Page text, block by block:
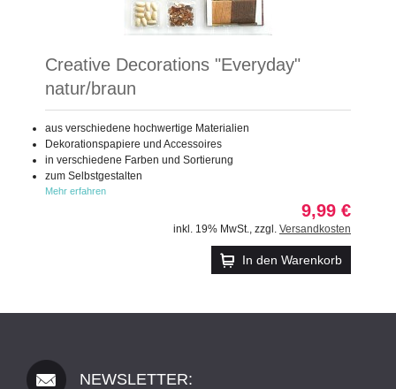
Creative Decorations "Everyday"
natur/braun
aus verschiedene hochwertige Materialien
Dekorationspapiere und Accessoires
in verschiedene Farben und Sortierung
zum Selbstgestalten
Mehr erfahren
9,99 €
inkl. 19% MwSt. zzgl. Versandkosten
In den Warenkorb
NEWSLETTER: